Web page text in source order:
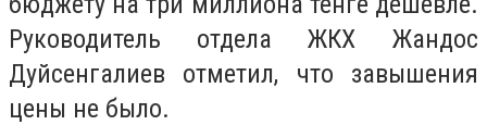
Руководитель отдела ЖКХ Жандос
Дуйсенгалиев отметил, что завышения
цены не было.